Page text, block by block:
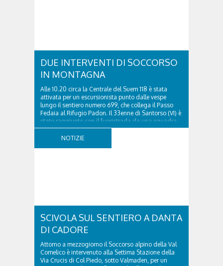
DUE INTERVENTI DI SOCCORSO
IN MONTAGNA
Alle 10.20 circa la Centrale del Suem 118 è stata
attivata per un escursionista punto dalle vespe
lungo il sentiero numero 699, che collega il Passo
Fedaia al Rifugio Padon. Il 33enne di Santorso (VI) è
stato raggiunto con il fuoristrada da una squadra
del Soccorso alpino della Val Pettorina...
NOTIZIE
SCIVOLA SUL SENTIERO A DANTA
DI CADORE
Attorno a mezzogiorno il Soccorso alpino della Val
Comelico è intervenuto alla Settima Stazione della
Via Crucis di Col Piedo, sotto Valmaden, per un